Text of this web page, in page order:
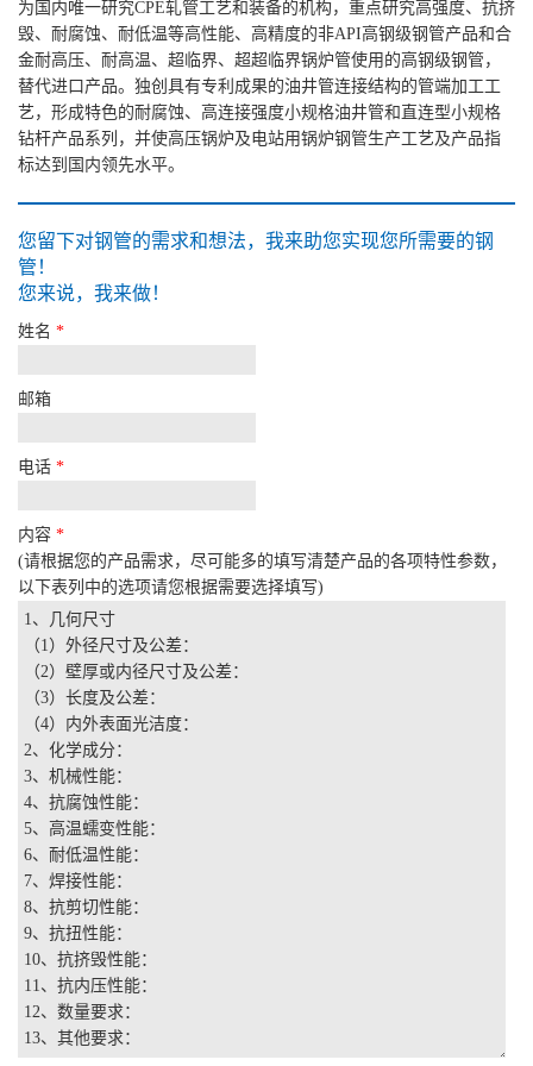
为国内唯一研究CPE轧管工艺和装备的机构，重点研究高强度、抗挤
毁、耐腐蚀、耐低温等高性能、高精度的非API高钢级钢管产品和合
金耐高压、耐高温、超临界、超超临界锅炉管使用的高钢级钢管，
替代进口产品。独创具有专利成果的油井管连接结构的管端加工工
艺，形成特色的耐腐蚀、高连接强度小规格油井管和直连型小规格
钻杆产品系列，并使高压锅炉及电站用锅炉钢管生产工艺及产品指
标达到国内领先水平。
您留下对钢管的需求和想法，我来助您实现您所需要的钢
管！
您来说，我来做！
姓名 *
邮箱
电话 *
内容 *
(请根据您的产品需求，尽可能多的填写清楚产品的各项特性参数，
以下表列中的选项请您根据需要选择填写)